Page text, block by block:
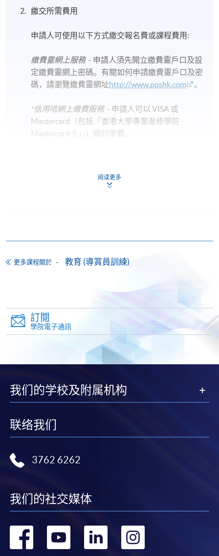
繳交所需費用
申請人可使用以下方式繳交報名費或課程費用:
繳費靈網上服務- 申請人須先開立繳費靈戶口及設
定繳費靈網上密碼。有關如何申請繳費靈戶口及密
碼，請瀏覽繳費靈網址http://www.ppshk.com 。
*信用咭網上繳費服務- 申請人可以 VISA 或
Mastercard（包括「香港大學專業進修學院
Mastercard卡」）繳付學費。
-短期課程
-個別學歷頒授課程
報讀同一學歷頒授課程內其他單元
個別課程為須報讀同一學歷頒授課程及其他單元或繳
交下期學費的學員，提供網上服務，如學員就讀的課
程設有此服務，課程負責人會通知學員有關程序。
VISA 或 Mastercard、「微信支付」(Online WeChat
Pay) 、「支付寶」(Online Alipay) 或 「轉數快」(FPS)
凡以「先到先得」為取錄方式的課程，請填妥
費以及所需證明文件呈交。
阅读更多
更多課程關於 教育 (導賞員訓練)
訂閱
學院電子通訊
我们的学校及附属机构
联络我们
3762 6262
我们的社交媒体
转 转 转 转